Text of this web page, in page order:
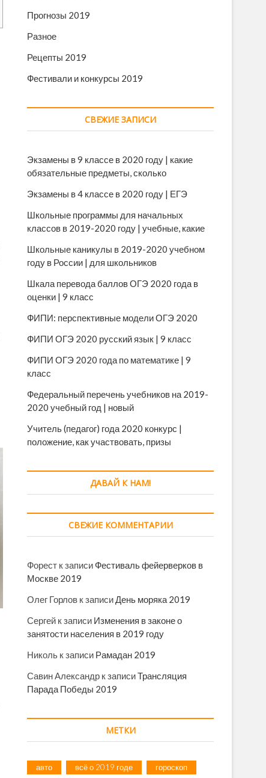
Прогнозы 2019
Разное
Рецепты 2019
Фестивали и конкурсы 2019
СВЕЖИЕ ЗАПИСИ
Экзамены в 9 классе в 2020 году | какие
обязательные предметы, сколько
Экзамены в 4 классе в 2020 году | ЕГЭ
Школьные программы для начальных
классов в 2019-2020 году | учебные, какие
Школьные каникулы в 2019-2020 учебном
году в России | для школьников
Шкала перевода баллов ОГЭ 2020 года в
оценки | 9 класс
ФИПИ: перспективные модели ОГЭ 2020
ФИПИ ОГЭ 2020 русский язык | 9 класс
ФИПИ ОГЭ 2020 года по математике | 9
класс
Федеральный перечень учебников на 2019-
2020 учебный год | новый
Учитель (педагог) года 2020 конкурс |
положение, как участвовать, призы
ДАВАЙ К НАМ!
СВЕЖИЕ КОММЕНТАРИИ
Форест к записи Фестиваль фейерверков в
Москве 2019
Олег Горлов к записиДень моряка 2019
Сергей к записи Изменения в законе о
занятости населения в 2019 году
Николь к записи Рамадан 2019
Савин Александр к записиТрансляция
Парада Победы 2019
МЕТКИ
авто всё о 2019 годе гороскоп